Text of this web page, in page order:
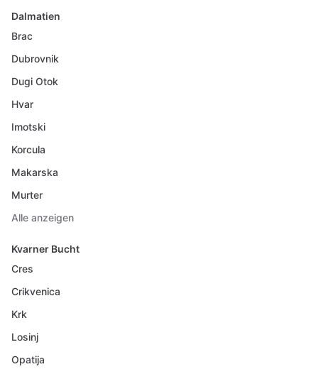
Dalmatien
Brac
Dubrovnik
Dugi Otok
Hvar
Imotski
Korcula
Makarska
Murter
Alle anzeigen
Kvarner Bucht
Cres
Crikvenica
Krk
Losinj
Opatija